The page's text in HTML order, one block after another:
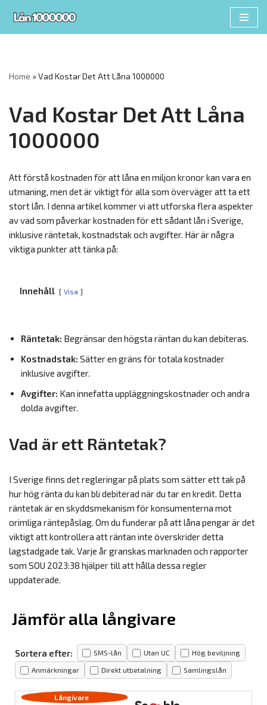
Skip
Home »Vad Kostar Det Att Låna 1000000
Vad Kostar Det Att Låna
1000000
Att förstå kostnaden för att låna en miljon kronor kan vara en
utmaning, men det är viktigt för alla som överväger att ta ett
stort lån. I denna artikel kommer vi att utforska flera aspekter
av vad som påverkar kostnaden för ett sådant lån i Sverige,
inklusive räntetak, kostnadstak och avgifter. Här är några
viktiga punkter att tänka på:
Innehåll Visa
Räntetak: Begränsar den högsta räntan du kan debiteras.
Kostnadstak: Sätter en gräns för totala kostnader
inklusive avgifter.
Avgifter: Kan innefatta uppläggningskostnader och andra
dolda avgifter.
Vad är ett Räntetak?
I Sverige finns det regleringar på plats som sätter ett tak på
hur hög ränta du kan bli debiterad när du tar en kredit. Detta
räntetak är en skyddsmekanism för konsumenterna mot
orimliga räntepåslag. Om du funderar på att låna pengar är det
viktigt att kontrollera att räntan inte överskrider detta
lagstadgade tak. Varje år granskas marknaden och rapporter
som SOU 2023:38 hjälper till att hålla dessa regler
uppdaterade.
Jämför alla långivare
Sortera efter: SMS-lån Utan UC Hög beviljning
Anmärkningar Direkt utbetalning Samlingslån